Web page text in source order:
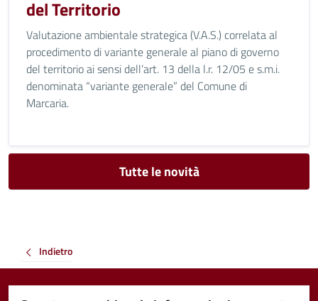
del Territorio
Valutazione ambientale strategica (V.A.S.) correlata al
procedimento di variante generale al piano di governo
del territorio ai sensi dell’art. 13 della l.r. 12/05 e s.m.i.
denominata “variante generale” del Comune di
Marcaria.
Tutte le novità
Indietro